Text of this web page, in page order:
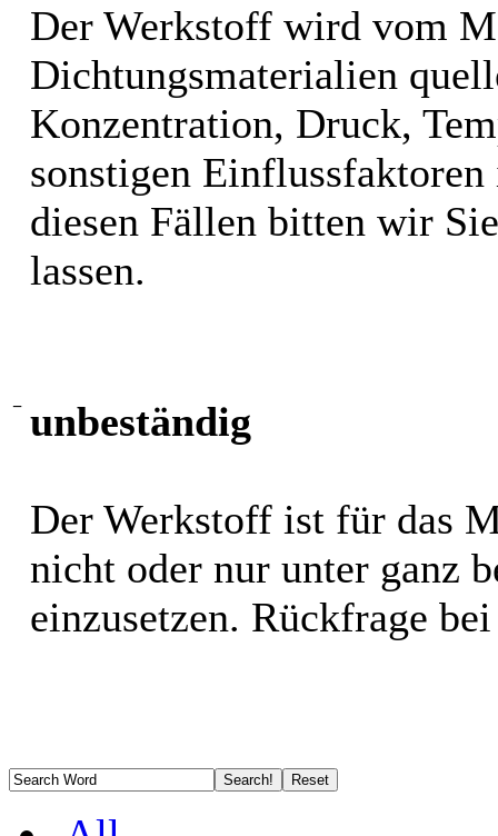
Der Werkstoff wird vom
Dichtungsmaterialien
Konzentration, Druck,
sonstigen
diesen Fällen bitten wir
lassen.
− unbeständig
Der Werkstoff ist für das
nicht oder nur unter ganz
einzusetzen. Rückfrage